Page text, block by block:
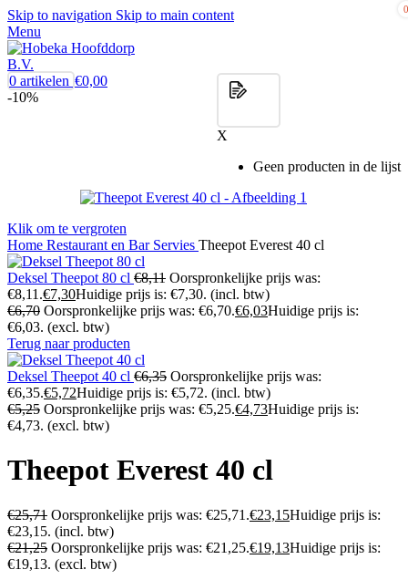
Skip to navigation Skip to main content
Menu
0
X
Geen producten in de lijst
0 artikelen €0,00
-10%
Klik om te vergroten
Home Restaurant en Bar Servies Theepot Everest 40 cl
Deksel Theepot 80 cl €8,11 Oorspronkelijke prijs was:
€8,11.€7,30Huidige prijs is: €7,30. (incl. btw)
€6,70 Oorspronkelijke prijs was: €6,70.€6,03Huidige prijs is:
€6,03. (excl. btw)
Terug naar producten
Deksel Theepot 40 cl €6,35 Oorspronkelijke prijs was:
€6,35.€5,72Huidige prijs is: €5,72. (incl. btw)
€5,25 Oorspronkelijke prijs was: €5,25.€4,73Huidige prijs is:
€4,73. (excl. btw)
Theepot Everest 40 cl
€25,71 Oorspronkelijke prijs was: €25,71.€23,15Huidige prijs is:
€23,15. (incl. btw)
€21,25 Oorspronkelijke prijs was: €21,25.€19,13Huidige prijs is:
€19,13. (excl. btw)